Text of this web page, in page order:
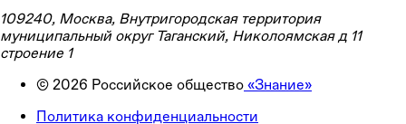
109240, Москва, Внутригородская территория
муниципальный округ Таганский, Николоямская д 11
строение 1
© 2026 Российское общество «Знание»
Политика конфиденциальности